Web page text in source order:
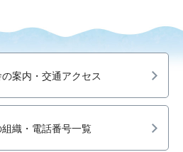
の案内・交通アクセス
組織・電話番号一覧